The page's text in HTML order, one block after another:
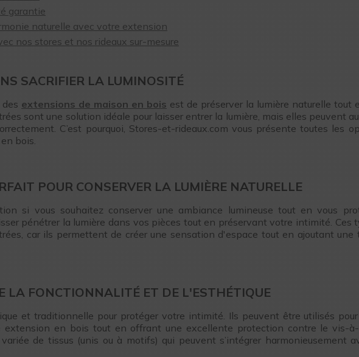
garantie
naturelle avec votre extension
nos stores et nos rideaux sur-mesure
SACRIFIER LA LUMINOSITÉ
des extensions de maison en bois est de préserver la lumière naturelle tout
sont une solution idéale pour laisser entrer la lumière, mais elles peuvent
C’est pourquoi, Stores-et-rideaux.com vous présente toutes les
bois.
POUR CONSERVER LA LUMIÈRE NATURELLE
si vous souhaitez conserver une ambiance lumineuse tout en vous
pénétrer la lumière dans vos pièces tout en préservant votre intimité. Ces
car ils permettent de créer une sensation d'espace tout en ajoutant une
LA FONCTIONNALITÉ ET DE L'ESTHÉTIQUE
et traditionnelle pour protéger votre intimité. Ils peuvent être utilisés
extension en bois tout en offrant une excellente protection contre le vis-
de tissus (unis ou à motifs) qui peuvent s’intégrer harmonieusement